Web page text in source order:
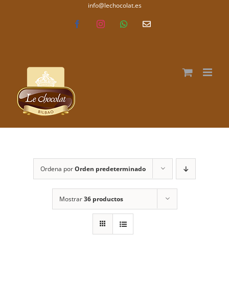
info@lechocolat.es
FacebookInstagramWhatsAppCorreo
Ordena porOrden predeterminado
Mostrar36 productos